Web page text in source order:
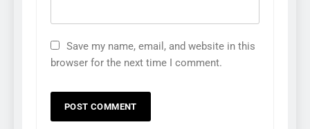
Save my name, email, and website in this
browser for the next time I comment.